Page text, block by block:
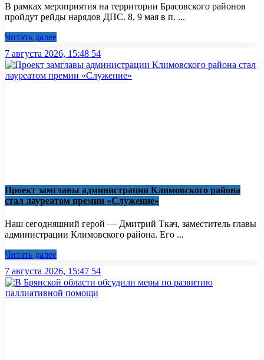
В рамках мероприятия на территории Брасовского районов
пройдут рейды нарядов ДПС. 8, 9 мая в п. ...
Читать далее
7 августа 2026, 15:48 54
Проект замглавы администрации Климовского района
стал лауреатом премии «Служение»
Наш сегодняшний герой — Дмитрий Ткач, заместитель главы
администрации Климовского района. Его ...
Читать далее
7 августа 2026, 15:47 54